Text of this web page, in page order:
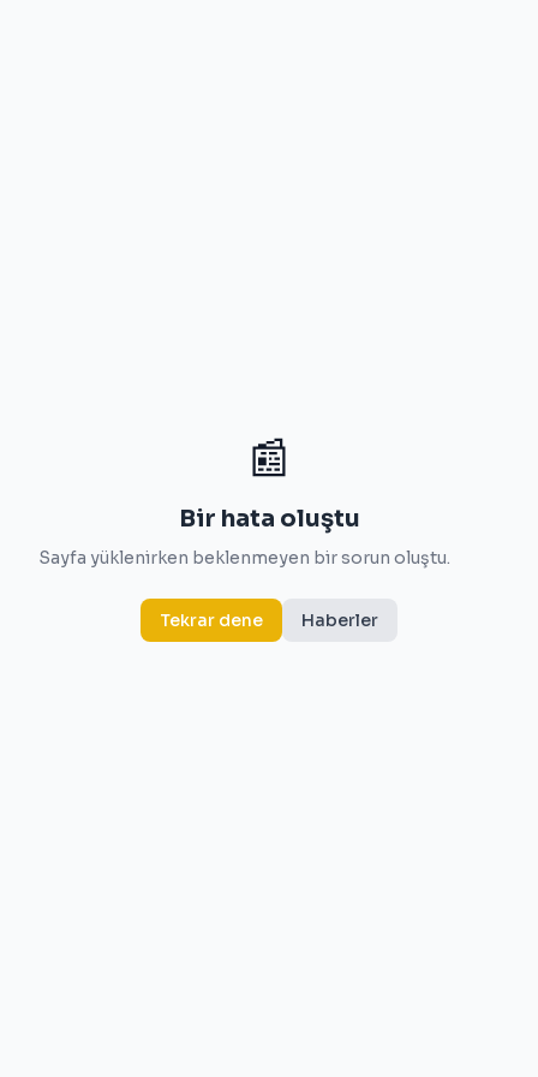
📰
Bir hata oluştu
Sayfa yüklenirken beklenmeyen bir sorun oluştu.
Tekrar dene Haberler